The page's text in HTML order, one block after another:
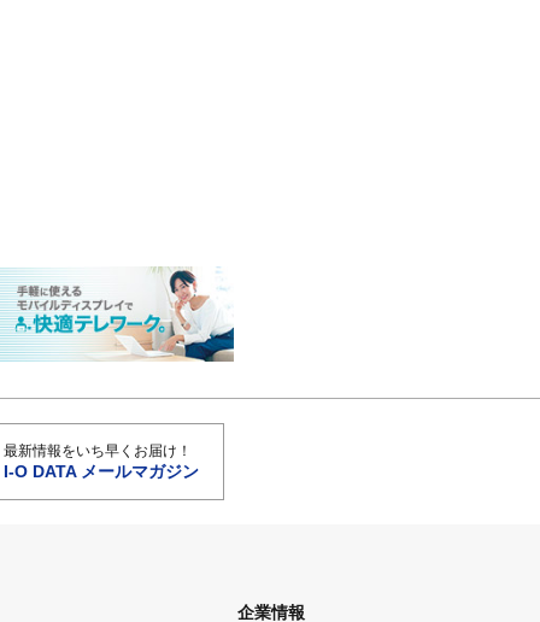
最新情報をいち早くお届け！
I-O DATA メールマガジン
企業情報